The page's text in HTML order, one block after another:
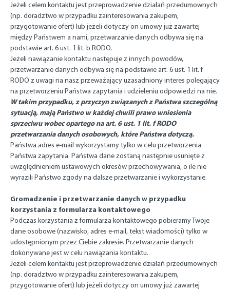
Jeżeli celem kontaktu jest przeprowadzenie działań przedumownych
(np. doradztwo w przypadku zainteresowania zakupem,
przygotowanie ofert) lub jeżeli dotyczy on umowy już zawartej
między Państwem a nami, przetwarzanie danych odbywa się na
podstawie art. 6 ust. 1 lit. b RODO.
Jeżeli nawiązanie kontaktu następuje z innych powodów,
przetwarzanie danych odbywa się na podstawie art. 6 ust. 1 lit. f
RODO z uwagi na nasz przeważający uzasadniony interes polegający
na przetworzeniu Państwa zapytania i udzieleniu odpowiedzi na nie.
W takim przypadku, z przyczyn związanych z Państwa szczególną
sytuacją, mają Państwo w każdej chwili prawo wniesienia
sprzeciwu wobec opartego na art. 6 ust. 1 lit. f RODO
przetwarzania danych osobowych, które Państwa dotyczą.
Państwa adres e-mail wykorzystamy tylko w celu przetworzenia
Państwa zapytania. Państwa dane zostaną następnie usunięte z
uwzględnieniem ustawowych okresów przechowywania, o ile nie
wyrazili Państwo zgody na dalsze przetwarzanie i wykorzystanie.
Gromadzenie i przetwarzanie danych w przypadku
korzystania z formularza kontaktowego
Podczas korzystania z formularza kontaktowego pobieramy Twoje
dane osobowe (nazwisko, adres e-mail, tekst wiadomości) tylko w
udostępnionym przez Ciebie zakresie. Przetwarzanie danych
dokonywane jest w celu nawiązania kontaktu.
Jeżeli celem kontaktu jest przeprowadzenie działań przedumownych
(np. doradztwo w przypadku zainteresowania zakupem,
przygotowanie ofert) lub jeżeli dotyczy on umowy już zawartej